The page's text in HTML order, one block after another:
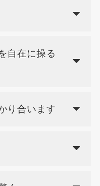
自在に操る
り合います